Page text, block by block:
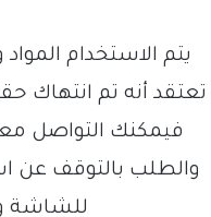
تعتقد أنه تم انتهاك
والطلب بالتوقف عن
للشاشة